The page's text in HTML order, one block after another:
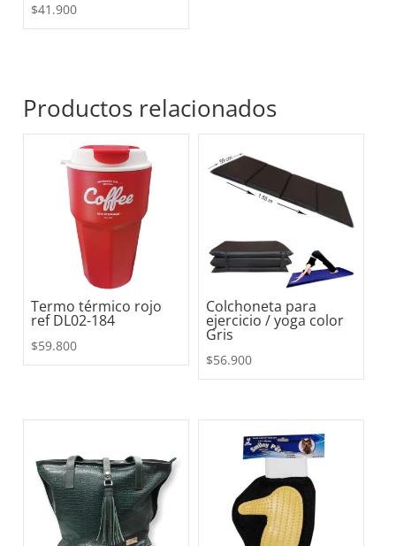
$41.900
Productos relacionados
Termo térmico rojo
ref DL02-184
$59.800
Colchoneta para
ejercicio / yoga color
Gris
$56.900